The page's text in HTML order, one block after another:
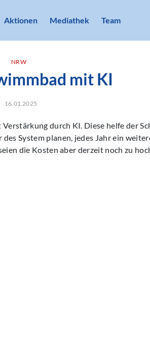
Aktionen Mediathek Team
NRW
mit KI
16.01.2025
durch KI. Diese helfe der
System planen, jedes Jahr ein
die Kosten aber derzeit noch zu